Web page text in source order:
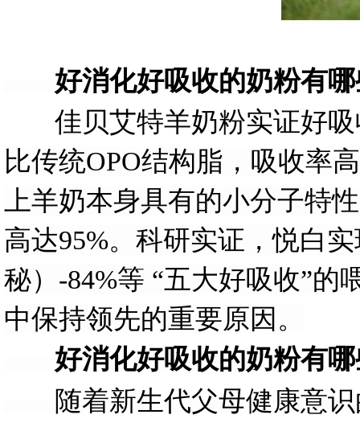
好消化好吸收的奶粉有哪
佳贝艾特羊奶粉实证好吸
比传统OPO结构脂，吸收率
上羊奶本身具有的小分子特
高达95%。科研实证，悦白
秘）-84%等 “五大好吸收”
中保持领先的重要原因。
好消化好吸收的奶粉有哪
随着新生代父母健康意识